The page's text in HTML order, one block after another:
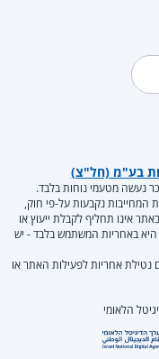
בע"מ (חל"צ)
נעשה מטעמי נוחות בלבד.
המחייבות נקבעות על-פי חוק,
אינו תחליף לקבלת ייעוץ או
היא באחריות המשתמש בלבד - יש
נטילת אחריות לפעילות האתר או
הלאומי